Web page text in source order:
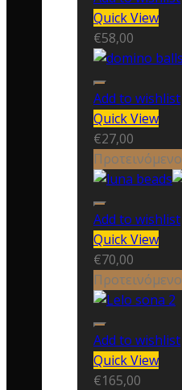
Quick View
€58,00
Add to wishlist
Quick View
€27,00
Προτεινόμενο
Add to wishlist
Quick View
€70,00
Προτεινόμενο
Add to wishlist
Quick View
€165,00